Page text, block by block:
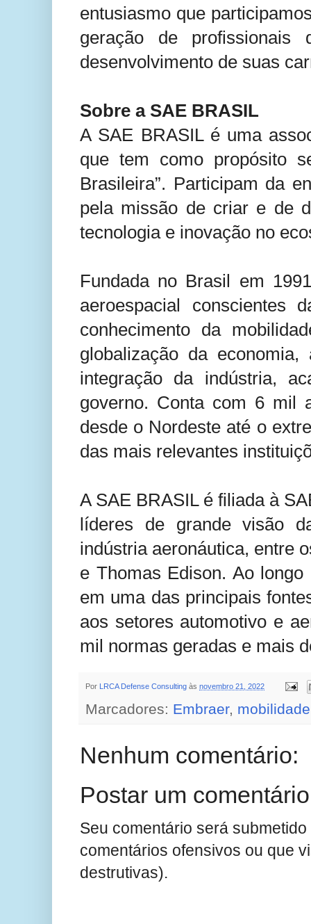
entusiasmo que
geração de profissionais
desenvolvimento de suas
Sobre a SAE BRASIL
A SAE BRASIL é uma
que tem como propósito
Brasileira”. Participam da
pela missão de criar e de
tecnologia e inovação no
Fundada no Brasil em
aeroespacial conscientes
conhecimento da
globalização da
integração da indústria,
governo. Conta com 6 mil
desde o Nordeste até o
das mais relevantes
A SAE BRASIL é filiada à
líderes de grande visão
indústria aeronáutica, entre
e Thomas Edison. Ao
em uma das principais
aos setores automotivo e
mil normas geradas e mais
Por LRCA Defense Consulting às novembro 21, 2022
Marcadores: Embraer, mobilidade
Nenhum comentário:
Postar um comentário
Seu comentário será
comentários ofensivos ou que
destrutivas).